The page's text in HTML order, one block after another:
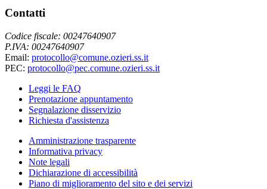
Contatti
Codice fiscale: 00247640907
P.IVA: 00247640907
Email: protocollo@comune.ozieri.ss.it
PEC: protocollo@pec.comune.ozieri.ss.it
Leggi le FAQ
Prenotazione appuntamento
Segnalazione disservizio
Richiesta d'assistenza
Amministrazione trasparente
Informativa privacy
Note legali
Dichiarazione di accessibilità
Piano di miglioramento del sito e dei servizi